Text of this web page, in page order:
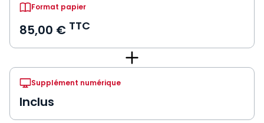
Format papier
85,00 € TTC
Supplément numérique
Inclus